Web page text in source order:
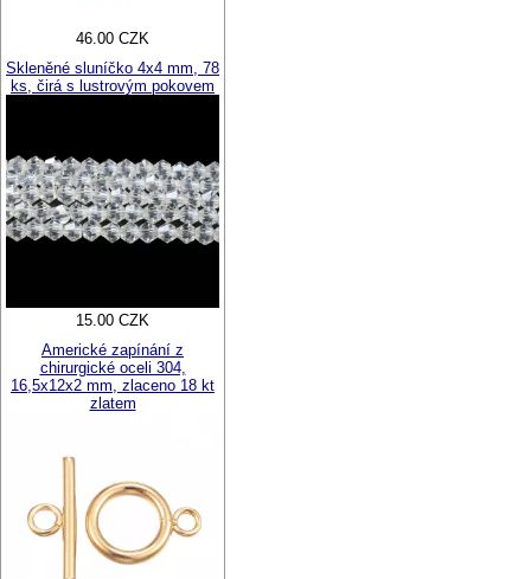
46.00 CZK
Skleněné sluníčko 4x4 mm, 78
ks, čirá s lustrovým pokovem
15.00 CZK
Americké zapínání z
chirurgické oceli 304,
16,5x12x2 mm, zlaceno 18 kt
zlatem